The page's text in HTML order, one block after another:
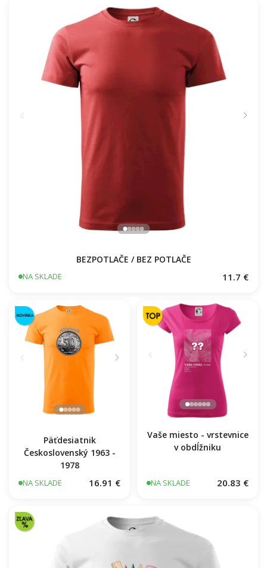
BEZPOTLAČE / BEZ POTLAČE
NA SKLADE 11.7 €
Päťdesiatnik
Československý 1963 -
1978
NA SKLADE 16.91 €
Vaše miesto - vrstevnice
v obdĺžniku
NA SKLADE 20.83 €